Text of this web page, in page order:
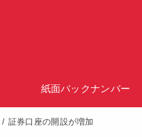
紙面バックナンバー
証券口座の開設が増加